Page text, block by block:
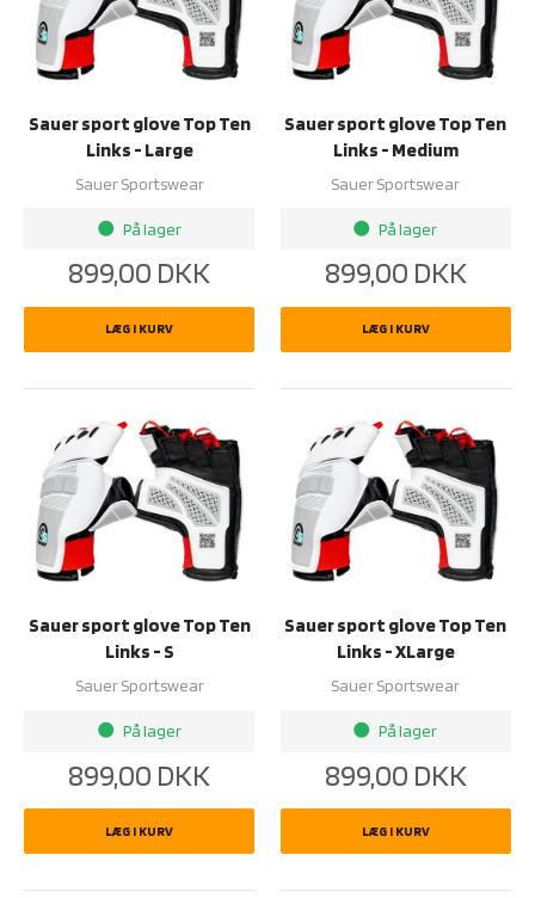
Sauer sport glove Top Ten
Links - Large
Sauer Sportswear
brightness_1 På lager
899,00 DKK
LÆG I KURV
Sauer sport glove Top Ten
Links - Medium
Sauer Sportswear
brightness_1 På lager
899,00 DKK
LÆG I KURV
Sauer sport glove Top Ten
Links - S
Sauer Sportswear
brightness_1 På lager
899,00 DKK
LÆG I KURV
Sauer sport glove Top Ten
Links - XLarge
Sauer Sportswear
brightness_1 På lager
899,00 DKK
LÆG I KURV